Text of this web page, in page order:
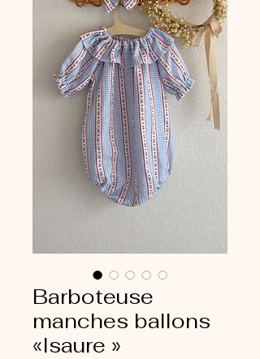
Barboteuse
manches ballons
«Isaure »